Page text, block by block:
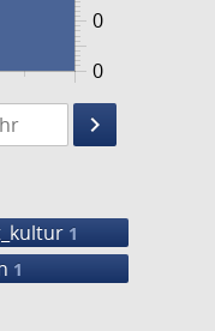
0
0
1475
keyboard_arrow_right
Suche
1
1